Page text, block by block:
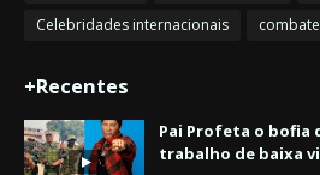
Celebridades internacionais
+Recentes
Pai Profeta o bofia
trabalho de baixa